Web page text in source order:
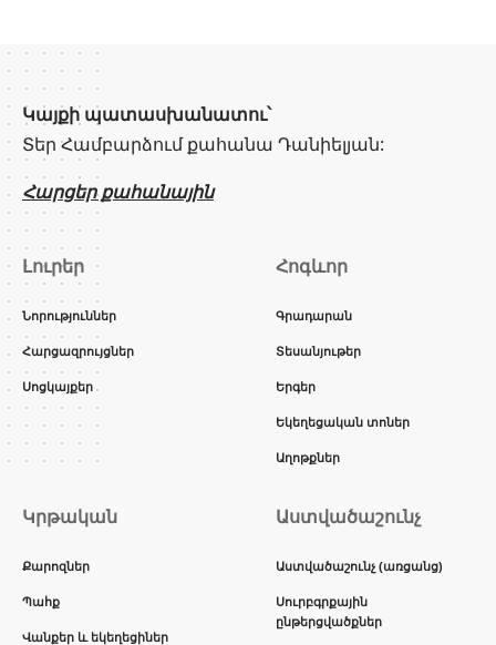
Կայքի պատասխանատու՝
Տեր Համբարձում քահանա Դանիելյան:
Հարցեր քահանային
Լուրեր
Նորություններ
Հարցազրույցներ
Սոցկայքեր
Հոգևոր
Գրադարան
Տեսանյութեր
Երգեր
Եկեղեցական տոներ
Աղոթքներ
Կրթական
Քարոզներ
Պահք
Վանքեր և եկեղեցիներ
Աստվածաշունչ
Աստվածաշունչ (առցանց)
Սուրբգրքային
ընթերցվածքներ